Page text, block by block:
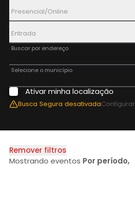
Presencial/Online
Entrada
Buscar por endereço
Selecione o município
Aplicar Filtros
Ativar minha localização
Busca Segura desativadaConfigurar
Remover filtros
Mostrando eventos Por período,